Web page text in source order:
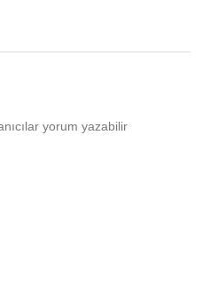
yorum yazabilir